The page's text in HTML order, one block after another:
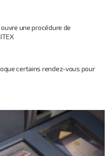
une procédure de
certains rendez-vous pour